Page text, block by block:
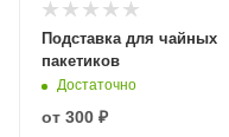
Подставка для чайных
пакетиков
Достаточно
от 300 ₽